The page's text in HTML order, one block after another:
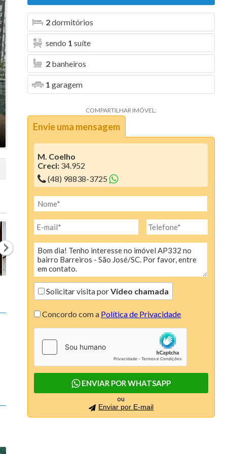
Aura (1)
Blanc Residence (2)
Bosque da Pedra (6)
Bosque dos Girassóis (1)
Bristol Residence (2)
Bruxelas (2)
Camboriú Boulevard (2)
Cartier Residencia (1)
Ciano Residence (3)
Condominio AÇores (1)
Condomínio Linea (1)
Condomínio Moradas do Luar (1)
Connect (4)
Continente Europeu (4)
Costa Esmeralda (2)
Dallas House (1)
Dolce Vitta (3)
2dormitórios
sendo 1 suíte
2 banheiros
1 garagem
COMPARTILHAR IMÓVEL:
Envie uma mensagem
M. Coelho
Creci: 34.952
(48) 98838-3725
Solicitar visita porVídeo chamada
Concordo com a Política de Privacidade
ENVIAR POR WHATSAPP
ou
Enviar por E-mail